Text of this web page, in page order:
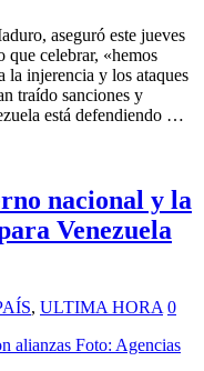
aseguró este jueves
celebrar, «hemos
la injerencia y los ataques
traído sanciones y
está defendiendo …
nacional y la
Venezuela
, ULTIMA HORA 0